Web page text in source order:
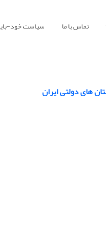
تماس با ما سیاست خود-
های دولتی ایران